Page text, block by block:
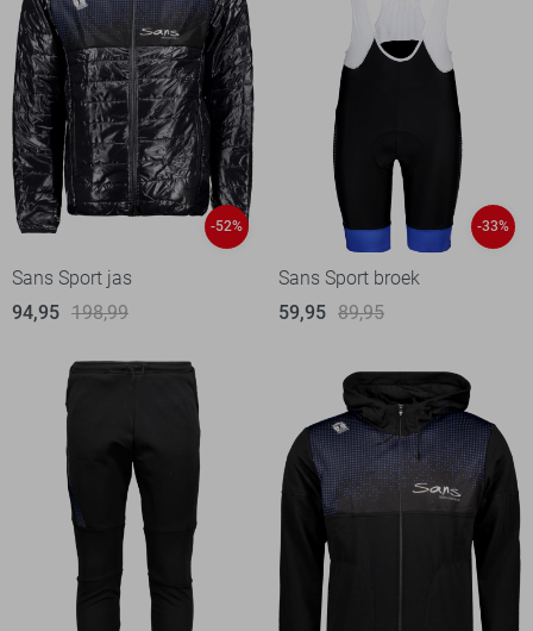
-52%
Sans Sport jas
94,95 198,99
-33%
Sans Sport broek
59,95 89,95